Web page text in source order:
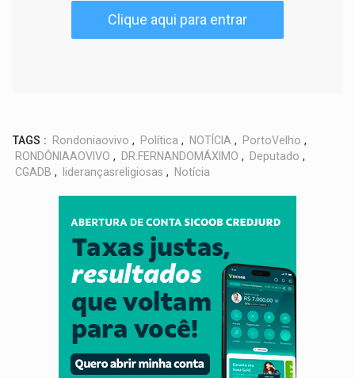
Clique aqui para entrar
TAGS : Rondoniaovivo , Política , NOTÍCIA , PortoVelho ,
RONDÔNIAAOVIVO , DR.FERNANDOMÁXIMO , Deputado ,
CGADB , liderançasreligiosas , Notícia